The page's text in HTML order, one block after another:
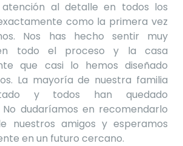
al detalle en todos los
como la primera vez
Nos has hecho sentir muy
todo el proceso y la casa
que casi lo hemos diseñado
La mayoría de nuestra familia
y todos han quedado
No dudaríamos en recomendarlo
nuestros amigos y esperamos
en un futuro cercano.